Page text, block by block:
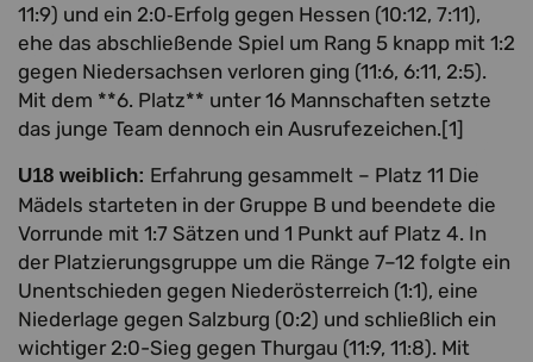
11:9) und ein 2:0‐Erfolg gegen Hessen (10:12, 7:11),
ehe das abschließende Spiel um Rang 5 knapp mit 1:2
gegen Niedersachsen verloren ging (11:6, 6:11, 2:5).
Mit dem **6. Platz** unter 16 Mannschaften setzte
das junge Team dennoch ein Ausrufezeichen.[1]
U18 weiblich: Erfahrung gesammelt – Platz 11 Die
Mädels starteten in der Gruppe B und beendete die
Vorrunde mit 1:7 Sätzen und 1 Punkt auf Platz 4. In
der Platzierungsgruppe um die Ränge 7–12 folgte ein
Unentschieden gegen Niederösterreich (1:1), eine
Niederlage gegen Salzburg (0:2) und schließlich ein
wichtiger 2:0-Sieg gegen Thurgau (11:9, 11:8). Mit